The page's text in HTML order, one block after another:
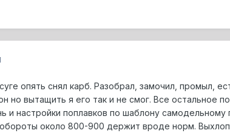
опять снял карб. Разобрал, замочил, промыл,
но вытащить я его так и не смог. Все остальное
и настройки поплавков по шаблону самодельному
около 800-900 держит вроде норм.